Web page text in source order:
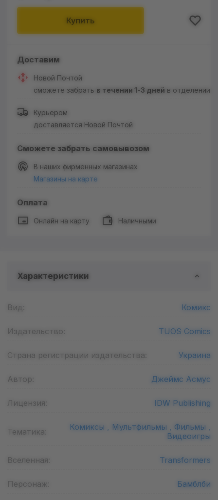
Купить
Доставим
Новой Почтой
сможете забрать в течении 1-3 дней в отделении
Курьером
доставляется Новой Почтой
Сможете забрать самовывозом
В наших фирменных магазинах
Магазины на карте
Оплата
Онлайн на карту Наличными
Характеристики
Вид: Комикс
Издательство: TUOS Comics
Страна регистрации издательства: Украина
Автор: Джеймс Асмус
Лицензия: IDW Publishing
Тематика: Комиксы , Мультфильмы , Фильмы ,
Видеоигры
Вселенная: Transformers
Персонаж: Бамблби